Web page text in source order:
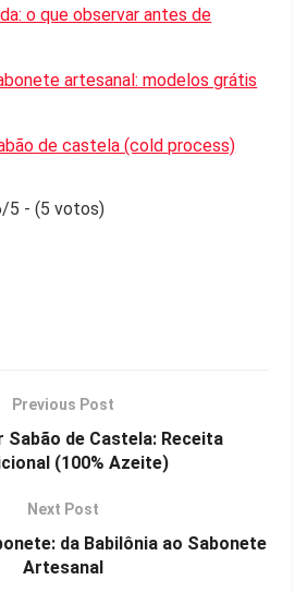
o que observar antes de
artesanal: modelos grátis
de castela (cold process)
5 - (5 votos)
Previous Post
Sabão de Castela: Receita
(100% Azeite)
Next Post
da Babilônia ao Sabonete
Artesanal